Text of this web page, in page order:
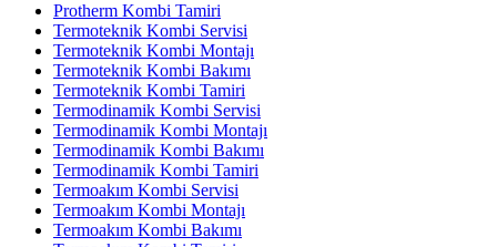
Protherm Kombi Tamiri
Termoteknik Kombi Servisi
Termoteknik Kombi Montajı
Termoteknik Kombi Bakımı
Termoteknik Kombi Tamiri
Termodinamik Kombi Servisi
Termodinamik Kombi Montajı
Termodinamik Kombi Bakımı
Termodinamik Kombi Tamiri
Termoakım Kombi Servisi
Termoakım Kombi Montajı
Termoakım Kombi Bakımı